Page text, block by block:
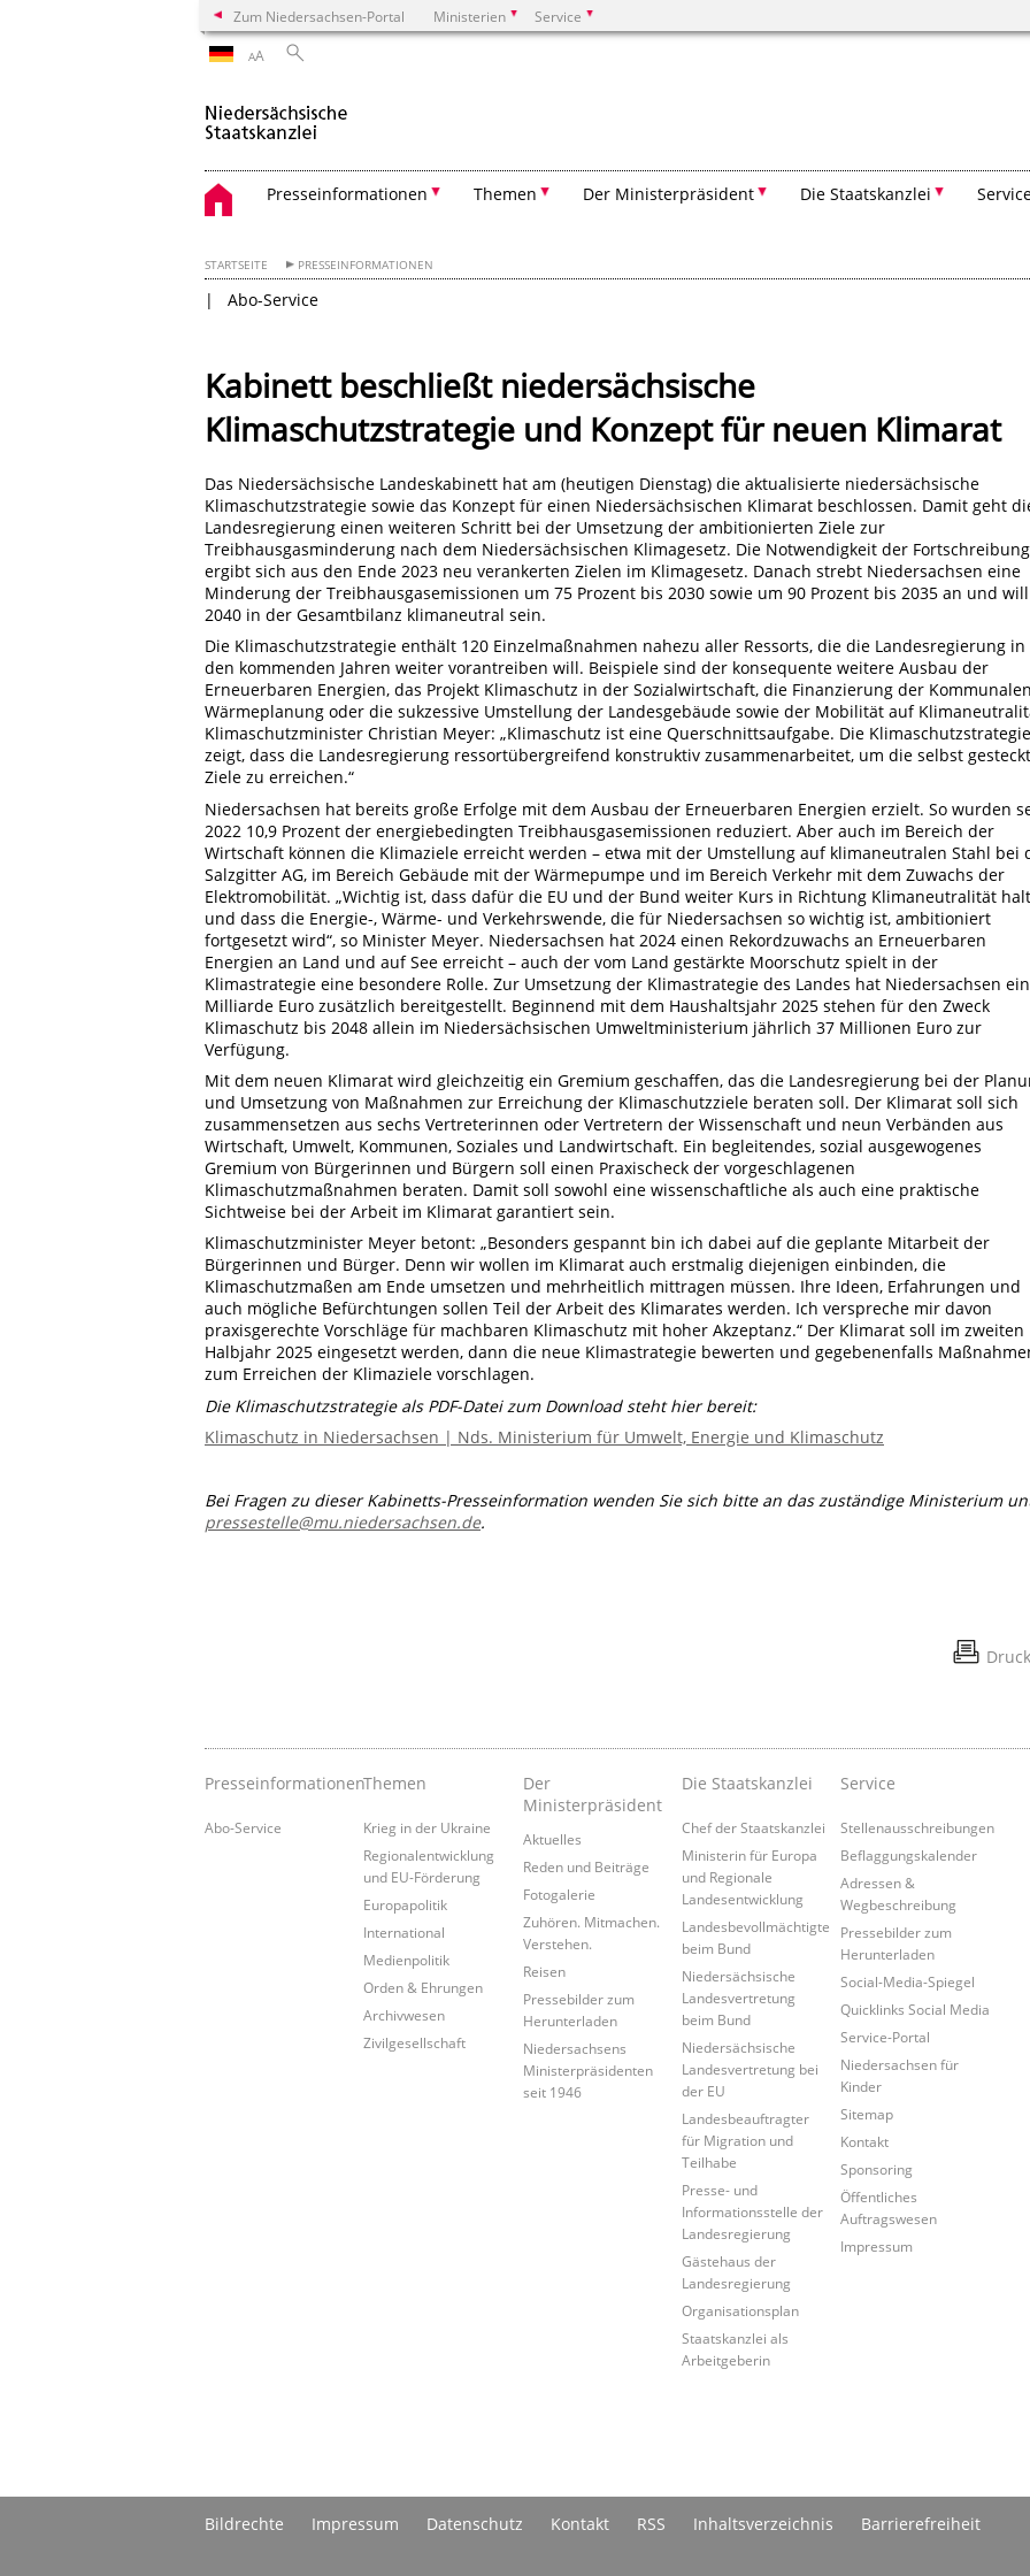
Zum Niedersachsen-Portal Ministerien Service
AA
Presseinformationen Themen Der Ministerpräsident Die Staatskanzlei
STARTSEITE PRESSEINFORMATIONEN
Abo-Service
Kabinett beschließt niedersächsische
Klimaschutzstrategie und Konzept für neuen Klimarat
Das Niedersächsische Landeskabinett hat am (heutigen Dienstag) die aktualisierte niedersächsische
Klimaschutzstrategie sowie das Konzept für einen Niedersächsischen Klimarat beschlossen. Damit geht
Landesregierung einen weiteren Schritt bei der Umsetzung der ambitionierten Ziele zur
Treibhausgasminderung nach dem Niedersächsischen Klimagesetz. Die Notwendigkeit der Fortschreibung
ergibt sich aus den Ende 2023 neu verankerten Zielen im Klimagesetz. Danach strebt Niedersachsen eine
Minderung der Treibhausgasemissionen um 75 Prozent bis 2030 sowie um 90 Prozent bis 2035 an und will
2040 in der Gesamtbilanz klimaneutral sein.
Die Klimaschutzstrategie enthält 120 Einzelmaßnahmen nahezu aller Ressorts, die die Landesregierung in
den kommenden Jahren weiter vorantreiben will. Beispiele sind der konsequente weitere Ausbau der
Erneuerbaren Energien, das Projekt Klimaschutz in der Sozialwirtschaft, die Finanzierung der
Wärmeplanung oder die sukzessive Umstellung der Landesgebäude sowie der Mobilität auf
Klimaschutzminister Christian Meyer: „Klimaschutz ist eine Querschnittsaufgabe. Die Klimaschutzstrategie
zeigt, dass die Landesregierung ressortübergreifend konstruktiv zusammenarbeitet, um die selbst
Ziele zu erreichen.“
Niedersachsen hat bereits große Erfolge mit dem Ausbau der Erneuerbaren Energien erzielt. So wurden
2022 10,9 Prozent der energiebedingten Treibhausgasemissionen reduziert. Aber auch im Bereich der
Wirtschaft können die Klimaziele erreicht werden – etwa mit der Umstellung auf klimaneutralen Stahl bei
Salzgitter AG, im Bereich Gebäude mit der Wärmepumpe und im Bereich Verkehr mit dem Zuwachs der
Elektromobilität. „Wichtig ist, dass dafür die EU und der Bund weiter Kurs in Richtung Klimaneutralität
und dass die Energie-, Wärme- und Verkehrswende, die für Niedersachsen so wichtig ist, ambitioniert
fortgesetzt wird“, so Minister Meyer. Niedersachsen hat 2024 einen Rekordzuwachs an Erneuerbaren
Energien an Land und auf See erreicht – auch der vom Land gestärkte Moorschutz spielt in der
Klimastrategie eine besondere Rolle. Zur Umsetzung der Klimastrategie des Landes hat Niedersachsen
Milliarde Euro zusätzlich bereitgestellt. Beginnend mit dem Haushaltsjahr 2025 stehen für den Zweck
Klimaschutz bis 2048 allein im Niedersächsischen Umweltministerium jährlich 37 Millionen Euro zur
Verfügung.
Mit dem neuen Klimarat wird gleichzeitig ein Gremium geschaffen, das die Landesregierung bei der
und Umsetzung von Maßnahmen zur Erreichung der Klimaschutzziele beraten soll. Der Klimarat soll sich
zusammensetzen aus sechs Vertreterinnen oder Vertretern der Wissenschaft und neun Verbänden aus
Wirtschaft, Umwelt, Kommunen, Soziales und Landwirtschaft. Ein begleitendes, sozial ausgewogenes
Gremium von Bürgerinnen und Bürgern soll einen Praxischeck der vorgeschlagenen
Klimaschutzmaßnahmen beraten. Damit soll sowohl eine wissenschaftliche als auch eine praktische
Sichtweise bei der Arbeit im Klimarat garantiert sein.
Klimaschutzminister Meyer betont: „Besonders gespannt bin ich dabei auf die geplante Mitarbeit der
Bürgerinnen und Bürger. Denn wir wollen im Klimarat auch erstmalig diejenigen einbinden, die
Klimaschutzmaßen am Ende umsetzen und mehrheitlich mittragen müssen. Ihre Ideen, Erfahrungen und
auch mögliche Befürchtungen sollen Teil der Arbeit des Klimarates werden. Ich verspreche mir davon
praxisgerechte Vorschläge für machbaren Klimaschutz mit hoher Akzeptanz.“ Der Klimarat soll im zweiten
Halbjahr 2025 eingesetzt werden, dann die neue Klimastrategie bewerten und gegebenenfalls
zum Erreichen der Klimaziele vorschlagen.
Die Klimaschutzstrategie als PDF-Datei zum Download steht hier bereit:
Klimaschutz in Niedersachsen | Nds. Ministerium für Umwelt, Energie und Klimaschutz
Bei Fragen zu dieser Kabinetts-Presseinformation wenden Sie sich bitte an das zuständige Ministerium
pressestelle@mu.niedersachsen.de.
Presseinformationen
Abo-Service
Themen
Krieg in der Ukraine
Regionalentwicklung
und EU-Förderung
Europapolitik
International
Medienpolitik
Orden & Ehrungen
Archivwesen
Zivilgesellschaft
Der
Ministerpräsident
Aktuelles
Reden und Beiträge
Fotogalerie
Zuhören. Mitmachen.
Verstehen.
Reisen
Pressebilder zum
Herunterladen
Niedersachsens
Ministerpräsidenten
seit 1946
Die Staatskanzlei
Chef der Staatskanzlei
Ministerin für Europa
und Regionale
Landesentwicklung
Landesbevollmächtigte
beim Bund
Niedersächsische
Landesvertretung
beim Bund
Niedersächsische
Landesvertretung bei
der EU
Landesbeauftragter
für Migration und
Teilhabe
Presse- und
Informationsstelle der
Landesregierung
Gästehaus der
Landesregierung
Organisationsplan
Staatskanzlei als
Arbeitgeberin
Service
Stellenausschreibungen
Beflaggungskalender
Adressen &
Wegbeschreibung
Pressebilder zum
Herunterladen
Social-Media-Spiegel
Quicklinks Social Media
Service-Portal
Niedersachsen für
Kinder
Sitemap
Kontakt
Sponsoring
Öffentliches
Auftragswesen
Impressum
Bildrechte Impressum Datenschutz Kontakt RSS Inhaltsverzeichnis Barrierefreiheit